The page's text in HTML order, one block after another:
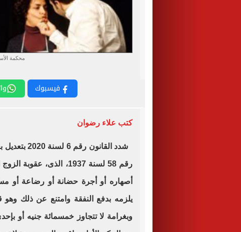
محكمة
فيسبوك
كتب علاء رضوان
شدد
رقم 58 لسنة 1937، الذى،
أصهاره أو أجرة حضانة أو رضاعة أو
يلزمه بدفع النفقة وامتنع عن ذلك
وبغرامة لا تتجاوز خمسمائة جنيه أو